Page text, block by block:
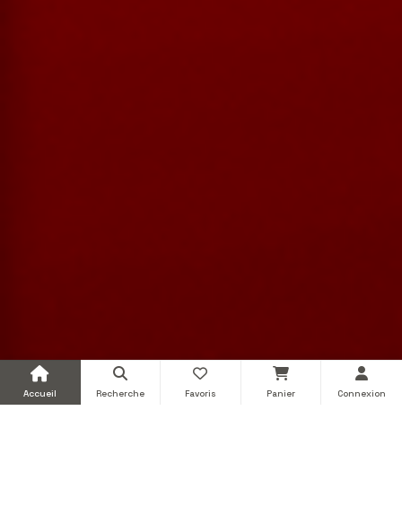
Accueil Recherche Favoris Panier Connexion